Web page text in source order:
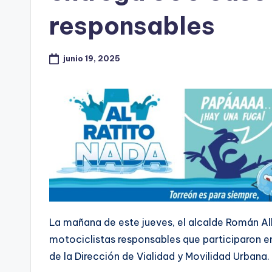
responsables
junio 19, 2025
La mañana de este jueves, el alcalde Román
motociclistas responsables que participaron
de la Dirección de Vialidad y Movilidad Urbana.